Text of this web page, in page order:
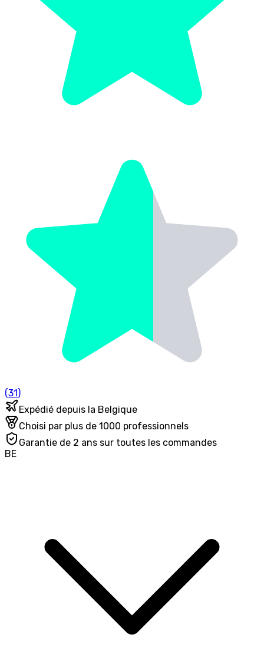
(31)
Expédié depuis la Belgique
Choisi par plus de 1000 professionnels
Garantie de 2 ans sur toutes les commandes
BE